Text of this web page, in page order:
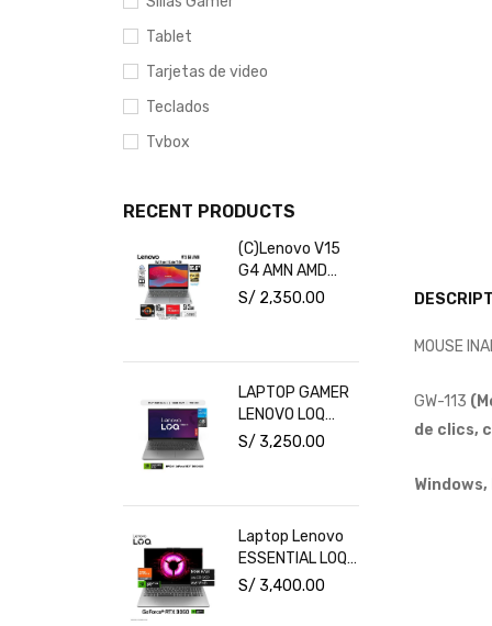
Tablet
Tarjetas de video
Teclados
Tvbox
RECENT PRODUCTS
(C)Lenovo V15
G4 AMN AMD
Ryzen 5-7520U
FHD Free Dos
S/ 2,350.00
LAPTOP GAMER
LENOVO LOQ
INTEL CORE I5
6GB 15.6" FHD
S/ 3,250.00
Laptop Lenovo
ESSENTIAL LOQ
15ARP10E Ryzen
S/ 3,400.00
MOUSE
GW-113
de clics,
Windows,